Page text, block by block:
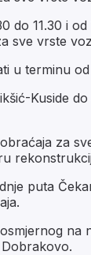
do 11.30 i
sve vrste
u terminu
Kuside
za
puta